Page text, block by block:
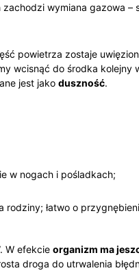
wymiana gazowa –
powietrza zostaje
wcisnąć do środka kolejny
jest jako duszność.
w nogach i pośladkach;
łatwo o
W efekcie organizm ma
droga do utrwalenia